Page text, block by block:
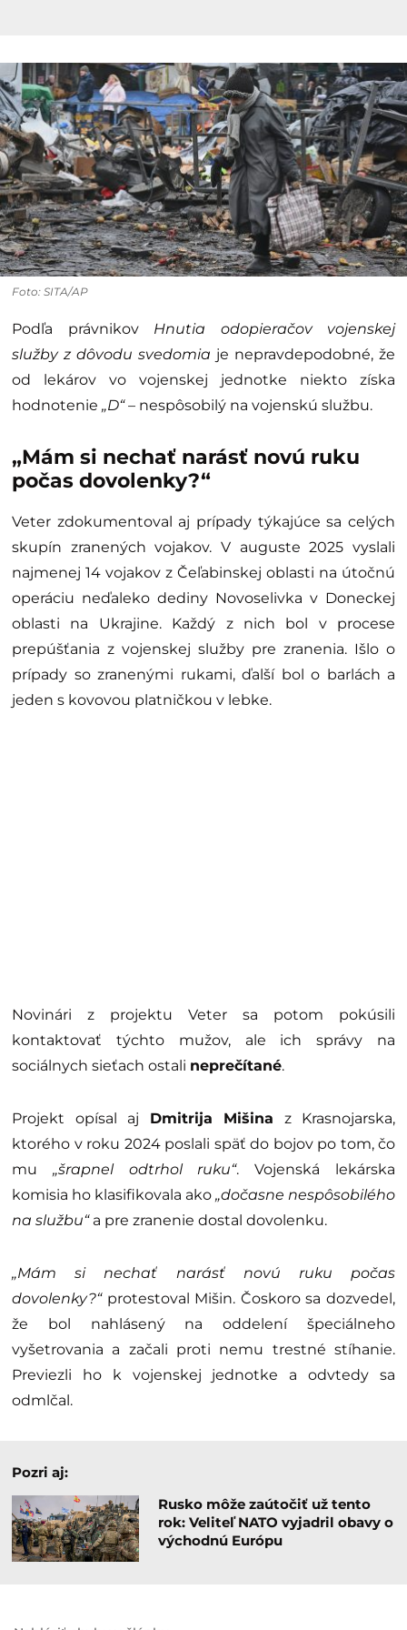
Foto: SITA/AP
Podľa právnikov Hnutia odopieračov vojenskej
služby z dôvodu svedomia je nepravdepodobné, že
od lekárov vo vojenskej jednotke niekto získa
hodnotenie „D“– nespôsobilý na vojenskú službu.
„Mám si nechať narásť novú ruku
počas dovolenky?“
Veter zdokumentoval aj prípady týkajúce sa celých
skupín zranených vojakov. V auguste 2025 vyslali
najmenej 14 vojakov z Čeľabinskej oblasti na útočnú
operáciu neďaleko dediny Novoselivka v Doneckej
oblasti na Ukrajine. Každý z nich bol v procese
prepúšťania z vojenskej služby pre zranenia. Išlo o
prípady so zranenými rukami, ďalší bol o barlách a
jeden s kovovou platničkou v lebke.
Novinári z projektu Veter sa potom pokúsili
kontaktovať týchto mužov, ale ich správy na
sociálnych sieťach ostali neprečítané.
Projekt opísal aj Dmitrija Mišina z Krasnojarska,
ktorého v roku 2024 poslali späť do bojov po tom, čo
mu „šrapnel odtrhol ruku“. Vojenská lekárska
komisia ho klasifikovala ako „dočasne nespôsobilého
na službu“a pre zranenie dostal dovolenku.
„Mám si nechať narásť novú ruku počas
dovolenky?“protestoval Mišin. Čoskoro sa dozvedel,
že bol nahlásený na oddelení špeciálneho
vyšetrovania a začali proti nemu trestné stíhanie.
Previezli ho k vojenskej jednotke a odvtedy sa
odmlčal.
Pozri aj:
Rusko môže zaútočiť už tento
rok: Veliteľ NATO vyjadril obavy o
východnú Európu